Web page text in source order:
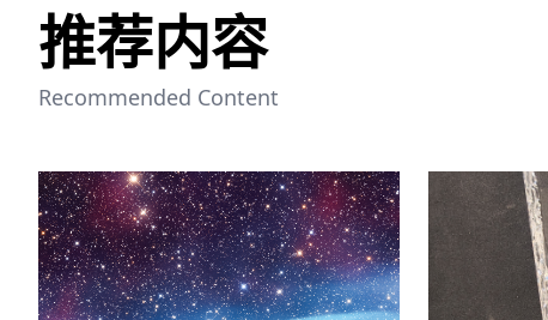
推荐内容
Recommended Content